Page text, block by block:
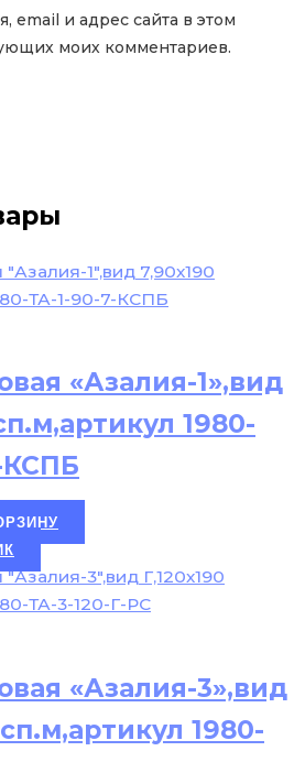
email и адрес сайта в этом
моих комментариев.
«Азалия-1»,вид
1980-
КСПБ
«Азалия-3»,вид
сп.м,артикул 1980-